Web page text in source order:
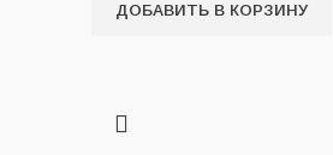
ДОБАВИТЬ В КОРЗИНУ